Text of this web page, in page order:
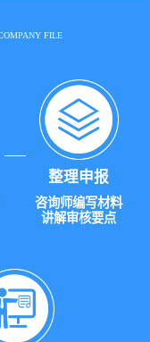
FILE
整理申报
咨询师编写材料
讲解审核要点